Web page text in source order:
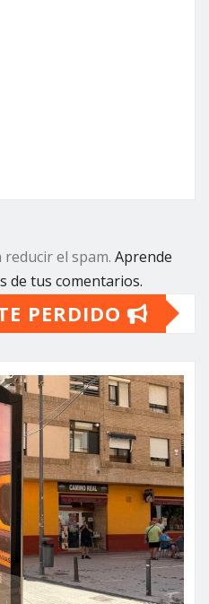
el spam. Aprende
de tus comentarios.
PERDIDO